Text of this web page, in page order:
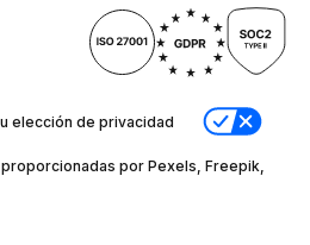
elección de privacidad
por Pexels, Freepik,